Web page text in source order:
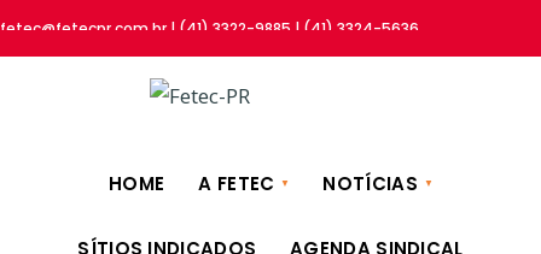
fetec@fetecpr.com.br | (41) 3322-9885 | (41) 3324-5636
HOME A FETEC NOTÍCIAS
SÍTIOS INDICADOS AGENDA SINDICAL